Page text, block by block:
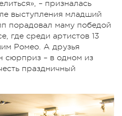
– призналась
выступления младший
порадовал маму победой
где среди артистов 13
Ромео. А друзья
сюрприз – в одном из
праздничный